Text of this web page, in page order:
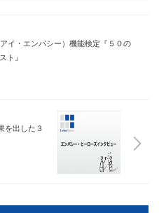
イ・エンパシー）機能検定『５０の
ト』
を出した３